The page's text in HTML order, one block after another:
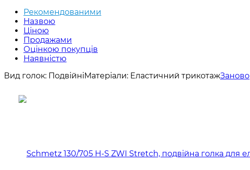
Рекомендованими
Назвою
Ціною
Продажами
Оцінкою покупців
Наявністю
Вид голок: ПодвійніМатеріали: Еластичний трикотажЗаново